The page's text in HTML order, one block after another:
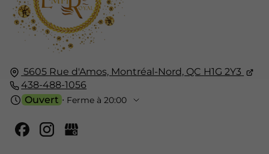
5605 Rue d'Amos, Montréal-Nord, QC H1G 2Y3
438-488-1056
Ouvert ⋅ Ferme à 20:00